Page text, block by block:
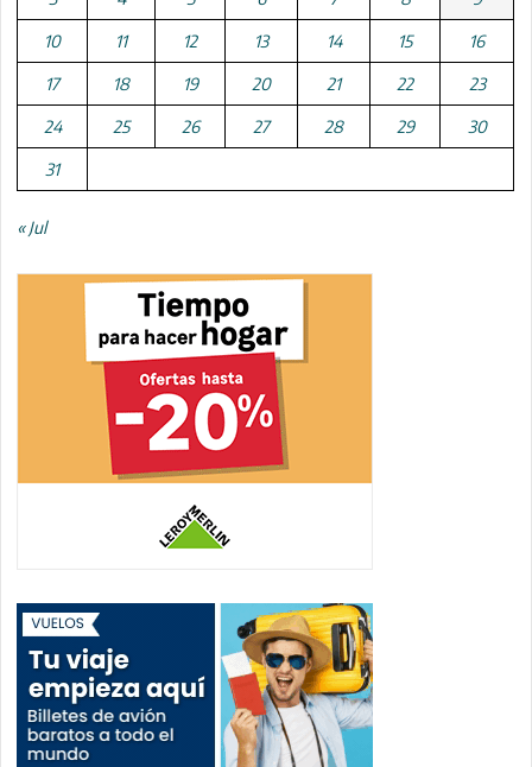
10 11 12 13 14 15 16
17 18 19 20 21 22 23
24 25 26 27 28 29 30
31
« Jul